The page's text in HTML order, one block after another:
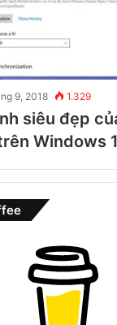
9, 2018 1.329
siêu đẹp
Windows